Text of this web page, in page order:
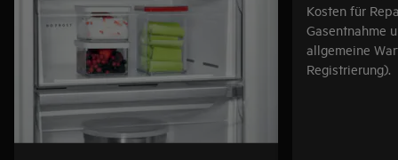
Kosten für
Gasentnahme
allgemeine
Registrierung).